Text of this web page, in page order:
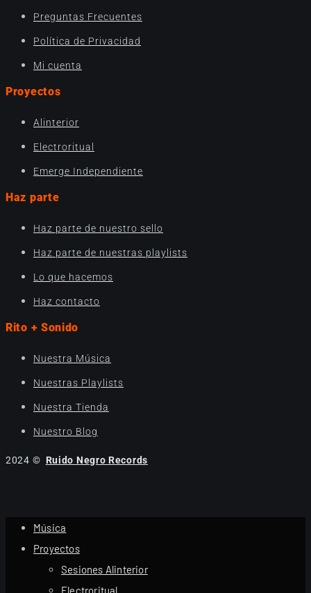
Preguntas Frecuentes
Política de Privacidad
Mi cuenta
Proyectos
Alinterior
Electroritual
Emerge Independiente
Haz parte
Haz parte de nuestro sello
Haz parte de nuestras playlists
Lo que hacemos
Haz contacto
Rito + Sonido
Nuestra Música
Nuestras Playlists
Nuestra Tienda
Nuestro Blog
2024 © Ruido Negro Records
Música
Proyectos
Sesiones Alinterior